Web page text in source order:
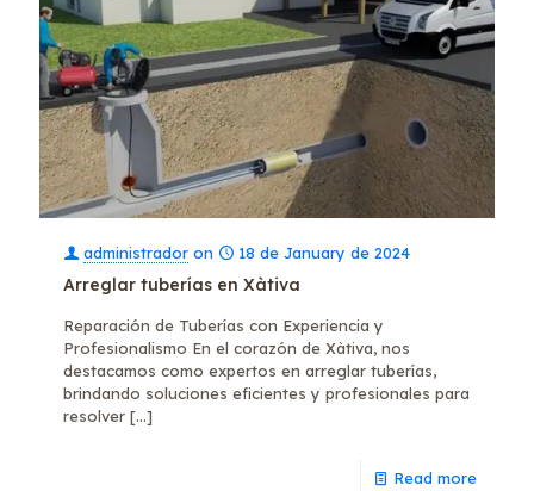
administrador on 18 de January de 2024
Arreglar tuberías en Xàtiva
Reparación de Tuberías con Experiencia y
Profesionalismo En el corazón de Xàtiva, nos
destacamos como expertos en arreglar tuberías,
brindando soluciones eficientes y profesionales para
resolver […]
Read more